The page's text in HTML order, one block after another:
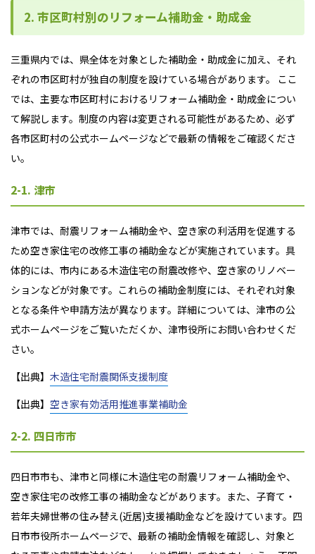
2. 市区町村別のリフォーム補助金・助成金
三重県内では、県全体を対象とした補助金・助成金に加え、それ
ぞれの市区町村が独自の制度を設けている場合があります。 ここ
では、主要な市区町村におけるリフォーム補助金・助成金につい
て解説します。制度の内容は変更される可能性があるため、必ず
各市区町村の公式ホームページなどで最新の情報をご確認くださ
い。
2-1. 津市
津市では、耐震リフォーム補助金や、空き家の利活用を促進する
ため空き家住宅の改修工事の補助金などが実施されています。具
体的には、 市内にある木造住宅の耐震改修や、空き家のリノベー
ションなどが対象です。これらの補助金制度には、それぞれ対象
となる条件や申請方法が異なります。詳細については、津市の公
式ホームページをご覧いただくか、津市役所にお問い合わせくだ
さい。
【出典】 木造住宅耐震関係支援制度
【出典】 空き家有効活用推進事業補助金
2-2. 四日市市
四日市市も、津市と同様に木造住宅の耐震リフォーム補助金や、
空き家住宅の改修工事の補助金などがあります。また、子育て・
若年夫婦世帯の住み替え(近居)支援補助金などを設けています。四
日市市役所ホームページで、最新の補助金情報を確認し、対象と